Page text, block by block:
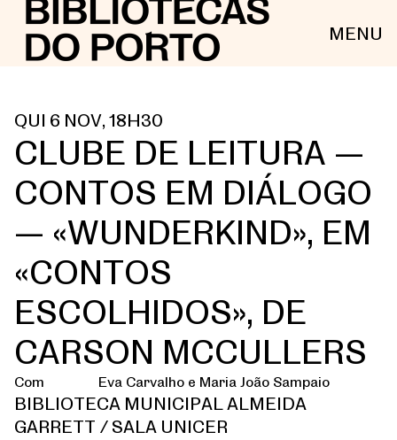
MENU
QUI 6 NOV, 18H30
CLUBE DE LEITURA —
CONTOS EM DIÁLOGO
— «WUNDERKIND», EM
«CONTOS
ESCOLHIDOS», DE
CARSON MCCULLERS
Com Eva Carvalho e Maria João Sampaio
BIBLIOTECA MUNICIPAL ALMEIDA
GARRETT / SALA UNICER